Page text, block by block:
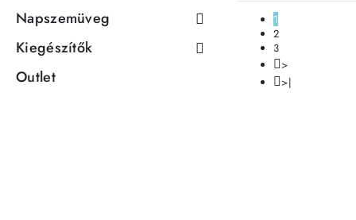
Napszemüveg
Kiegészítők
Outlet
1
2
3
>
>|